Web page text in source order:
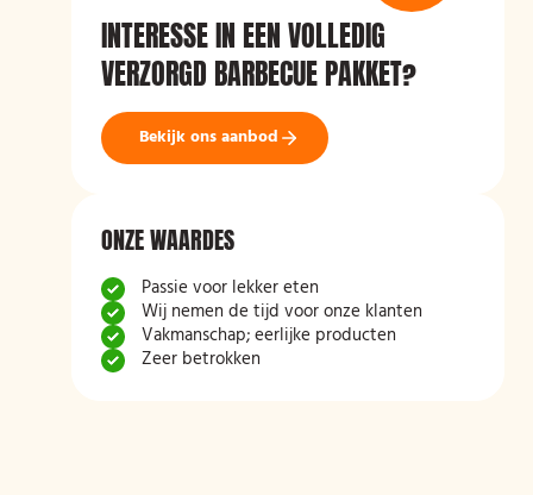
INTERESSE IN EEN VOLLEDIG
VERZORGD BARBECUE PAKKET?
Bekijk ons aanbod
ONZE WAARDES
Passie voor lekker eten
Wij nemen de tijd voor onze klanten
Vakmanschap; eerlijke producten
Zeer betrokken